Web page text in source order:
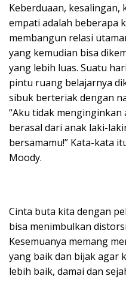
Keberduaan, kesalingan,
empati adalah beberapa
membangun relasi
yang kemudian bisa
yang lebih luas. Suatu
pintu ruang belajarnya
sibuk berteriak dengan
“Aku tidak menginginkan
berasal dari anak laki-
bersamamu!” Kata-kata
Moody.
Cinta buta kita dengan
bisa menimbulkan
Kesemuanya memang
yang baik dan bijak agar
lebih baik, damai dan